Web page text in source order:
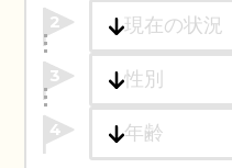
2
3
4